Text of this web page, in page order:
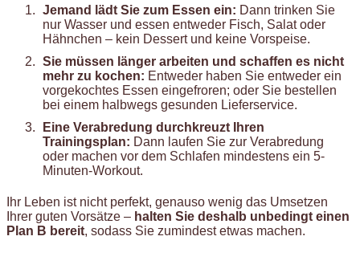
Jemand lädt Sie zum Essen ein: Dann trinken Sie
nur Wasser und essen entweder Fisch, Salat oder
Hähnchen – kein Dessert und keine Vorspeise.
Sie müssen länger arbeiten und schaffen es nicht
mehr zu kochen: Entweder haben Sie entweder ein
vorgekochtes Essen eingefroren; oder Sie bestellen
bei einem halbwegs gesunden Lieferservice.
Eine Verabredung durchkreuzt Ihren
Trainingsplan: Dann laufen Sie zur Verabredung
oder machen vor dem Schlafen mindestens ein 5-
Minuten-Workout.
Ihr Leben ist nicht perfekt, genauso wenig das Umsetzen
Ihrer guten Vorsätze – halten Sie deshalb unbedingt einen
Plan B bereit, sodass Sie zumindest etwas machen.